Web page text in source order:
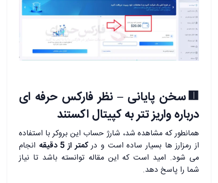
🟥سخن پایانی – نظر فارکس حرفه ای
درباره واریز تتر به کپیتال اکستند
همانطور که مشاهده شد، شارژ حساب این بروکر با استفاده
از رمزارز ها بسیار ساده است و درکمتر از 5 دقیقه
انجام
می شود. امید است که این مقاله توانسته باشد تا نیاز
شما را پاسخ دهد.